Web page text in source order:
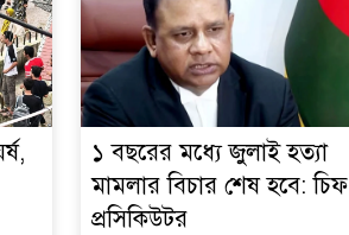
১ বছরের মধ্যে জুলাই হত্যা
মামলার বিচার শেষ হবে: চিফ
প্রসিকিউটর